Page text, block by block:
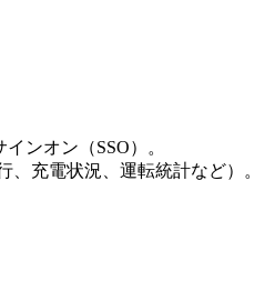
ンオン（SSO）。
充電状況、運転統計など）。